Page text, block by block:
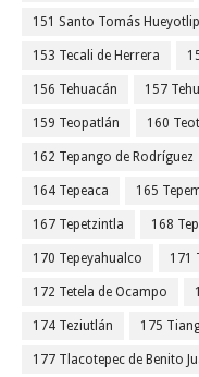
151 Santo Tomás
153 Tecali de Herrera
156 Tehuacán 157
159 Teopatlán 160
162 Tepango de Rodríguez
164 Tepeaca 165
167 Tepetzintla 168
170 Tepeyahualco 171
172 Tetela de Ocampo
174 Teziutlán 175
177 Tlacotepec de Benito